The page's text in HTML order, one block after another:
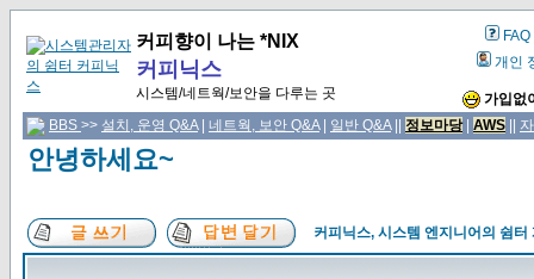
커피향이 나는 *NIX
커피닉스
시스템/네트웍/보안을 다루는 곳
FAQ
개인
가입없
BBS >> 설치, 운영 Q&A| 네트웍, 보안 Q&A| 일반 Q&A|| 정보마당| AWS
안녕하세요~
커피닉스, 시스템 엔지니어의 쉼터